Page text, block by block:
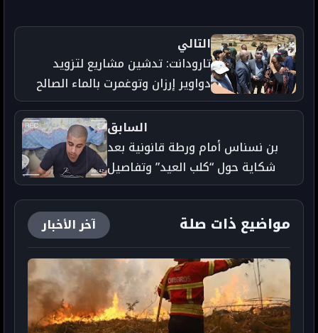
التالي
تارودانت: تدشين مشاريع لتزويد
دواوير إرزان وتوغمرت بالماء الصالح
للشرب - جريدة تارودانت بريس
السابق
بن نسناس أمام ورطة قانونية بعد
شكاية حول “كلب العيد” وتفاصيل
تُثير الجدل - جريدة تارودانت بريس
مواضيع ذات صلة آخر الأخبار